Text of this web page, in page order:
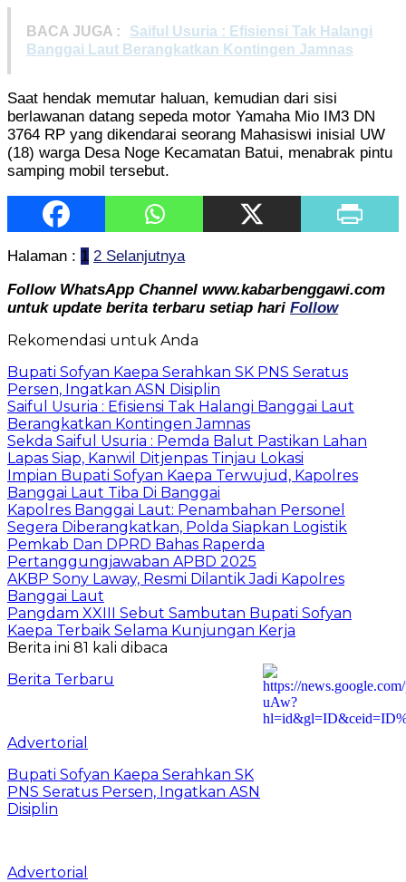
BACA JUGA :
Saiful Usuria : Efisiensi Tak Halangi
Banggai Laut Berangkatkan Kontingen Jamnas
Saat hendak memutar haluan, kemudian dari sisi
berlawanan datang sepeda motor Yamaha Mio IM3 DN
3764 RP yang dikendarai seorang Mahasiswi inisial UW
(18) warga Desa Noge Kecamatan Batui, menabrak pintu
samping mobil tersebut.
Halaman : 1 2 Selanjutnya
Follow WhatsApp Channel www.kabarbenggawi.com
untuk update berita terbaru setiap hari Follow
Rekomendasi untuk Anda
Bupati Sofyan Kaepa Serahkan SK PNS Seratus
Persen, Ingatkan ASN Disiplin
Saiful Usuria : Efisiensi Tak Halangi Banggai Laut
Berangkatkan Kontingen Jamnas
Sekda Saiful Usuria : Pemda Balut Pastikan Lahan
Lapas Siap, Kanwil Ditjenpas Tinjau Lokasi
Impian Bupati Sofyan Kaepa Terwujud, Kapolres
Banggai Laut Tiba Di Banggai
Kapolres Banggai Laut: Penambahan Personel
Segera Diberangkatkan, Polda Siapkan Logistik
Pemkab Dan DPRD Bahas Raperda
Pertanggungjawaban APBD 2025
AKBP Sony Laway, Resmi Dilantik Jadi Kapolres
Banggai Laut
Pangdam XXIII Sebut Sambutan Bupati Sofyan
Kaepa Terbaik Selama Kunjungan Kerja
Berita ini 81 kali dibaca
Berita Terbaru
Advertorial
Bupati Sofyan Kaepa Serahkan SK
PNS Seratus Persen, Ingatkan ASN
Disiplin
Advertorial